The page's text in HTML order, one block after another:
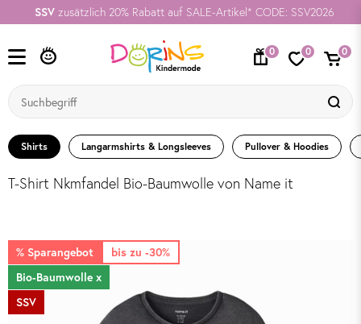
SSV zusätzlich 20% Rabatt auf SALE-Artikel* CODE: SSV2026
0 0 0
Shirts Langarmshirts & Longsleeves Pullover & Hoodies
T-Shirt Nkmfandel Bio-Baumwolle von Name it
bis zu -30%
% Sparangebot
Bio-Baumwolle x
SSV